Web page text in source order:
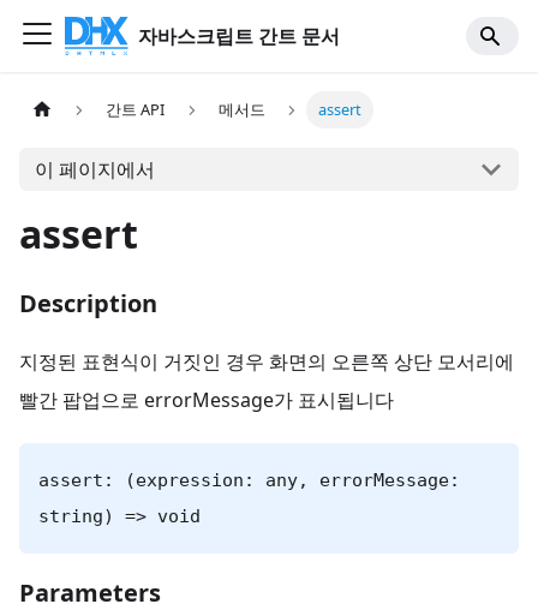
자바스크립트 간트 문서
간트 API 메서드 assert
이 페이지에서
assert
Description
지정된 표현식이 거짓인 경우 화면의 오른쪽 상단 모서리에
빨간 팝업으로 errorMessage가 표시됩니다
assert: (expression: any, errorMessage:
string) => void
Parameters